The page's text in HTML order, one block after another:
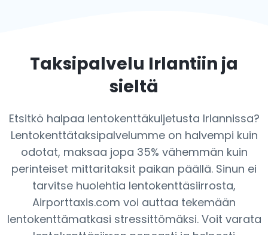
Taksipalvelu Irlantiin ja
sieltä
Etsitkö halpaa lentokenttäkuljetusta Irlannissa?
Lentokenttätaksipalvelumme on halvempi kuin
odotat, maksaa jopa 35% vähemmän kuin
perinteiset mittaritaksit paikan päällä. Sinun ei
tarvitse huolehtia lentokenttäsiirrosta,
Airporttaxis.com voi auttaa tekemään
lentokenttämatkasi stressittömäksi. Voit varata